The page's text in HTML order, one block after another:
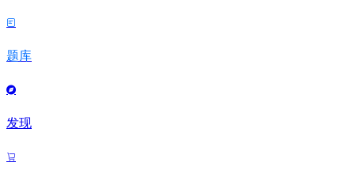

题库

发现
